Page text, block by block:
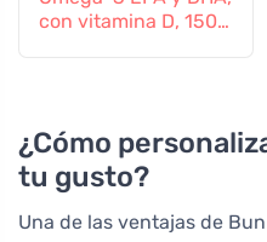
con vitamina D, 150
¿Cómo
tu gusto?
Una de las ventajas de